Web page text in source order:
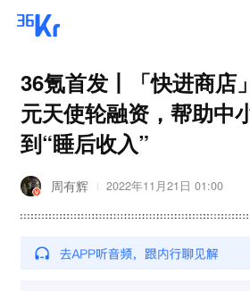
36氪首发丨「快进商店
元天使轮融资，帮助中
到“睡后收入”
周有辉 2022年11月21日 01:00